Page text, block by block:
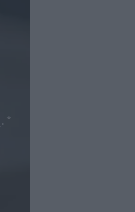
. *